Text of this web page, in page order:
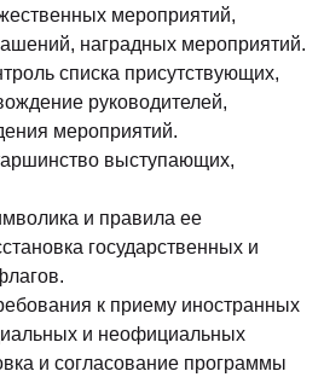
мероприятий,
наградных мероприятий.
списка присутствующих,
руководителей,
мероприятий.
выступающих,
и правила ее
государственных и
к приему иностранных
и неофициальных
и согласование программы